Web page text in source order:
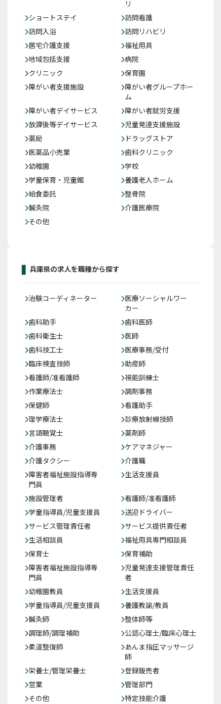
リ
ショートステイ
訪問看護
訪問入浴
訪問リハビリ
居宅介護支援
福祉用具
地域包括支援
病院
クリニック
保育園
障がい者支援施設
障がい者グループホー
ム
障がい者デイサービス
障がい者就労支援
放課後等デイサービス
児童発達支援施設
薬局
ドラッグストア
医薬品小売業
歯科クリニック
幼稚園
学校
学童保育・児童館
養護老人ホーム
給食委託
整骨院
鍼灸院
介護医療院
その他
兵庫県の求人を職種から探す
治験コーディネーター
医療ソーシャルワー
カー
歯科助手
歯科医師
歯科衛生士
医師
歯科技工士
医療事務/受付
臨床検査技師
助産師
看護師/准看護師
視能訓練士
作業療法士
調剤事務
保健師
看護助手
理学療法士
診療放射線技師
言語聴覚士
薬剤師
介護事務
ケアマネジャー
介護タクシー
介護職
障害者福祉施設指導専
門員
生活支援員
施設管理者
看護師/准看護師
学童指導員/児童支援員
送迎ドライバー
サービス管理責任者
サービス提供責任者
生活相談員
福祉用具専門相談員
保育士
保育補助
障害者福祉施設指導専
門員
児童発達支援管理責任
者
幼稚園教員
生活支援員
学童指導員/児童支援員
養護教諭/教員
鍼灸師
整体師等
調理師/調理補助
公認心理士/臨床心理士
柔道整復師
あんま指圧マッサージ
師
栄養士/管理栄養士
登録販売者
営業
管理部門
その他
特定技能介護